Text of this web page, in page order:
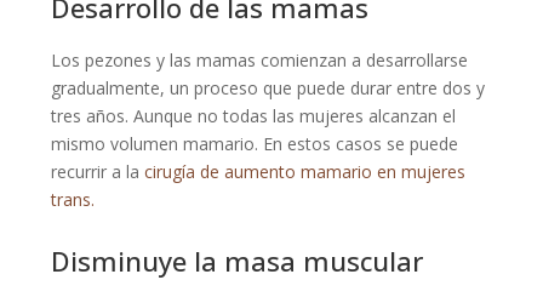
Los pezones y las mamas comienzan a desarrollarse
gradualmente, un proceso que puede durar entre dos y
tres años. Aunque no todas las mujeres alcanzan el
mismo volumen mamario. En estos casos se puede
recurrir a la cirugía de aumento mamario en mujeres
trans.
Disminuye la masa muscular